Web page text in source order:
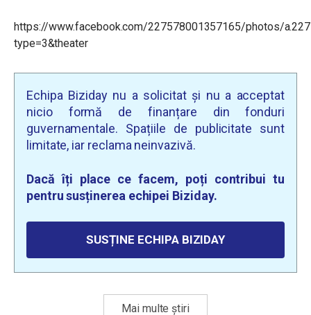
https://www.facebook.com/227578001357165/photos/
type=3&theater
Echipa Biziday nu a solicitat și nu a acceptat
nicio formă de finanțare din fonduri
guvernamentale. Spațiile de publicitate sunt
limitate, iar reclama neinvazivă.
Dacă îți place ce facem, poți contribui tu
pentru susținerea echipei Biziday.
SUSȚINE ECHIPA BIZIDAY
Mai multe știri